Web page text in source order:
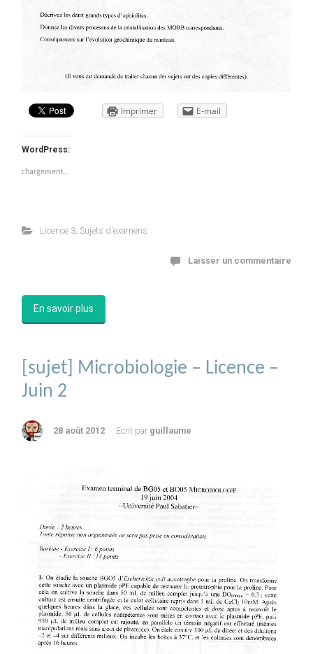
Imprimer E-mail
WordPress:
chargement…
Licence 3, Sujets d'examens
Laisser un commentaire
En savoir plus
[sujet] Microbiologie – Licence –
Juin 2
28 août 2012 Ecrit par guillaume